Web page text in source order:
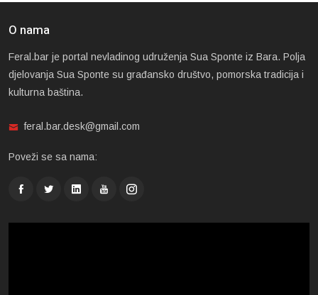
O nama
Feral.bar je portal nevladinog udruženja Sua Sponte iz Bara. Polja
djelovanja Sua Sponte su građansko društvo, pomorska tradicija i
kulturna baština.
feral.bar.desk@gmail.com
Poveži se sa nama: